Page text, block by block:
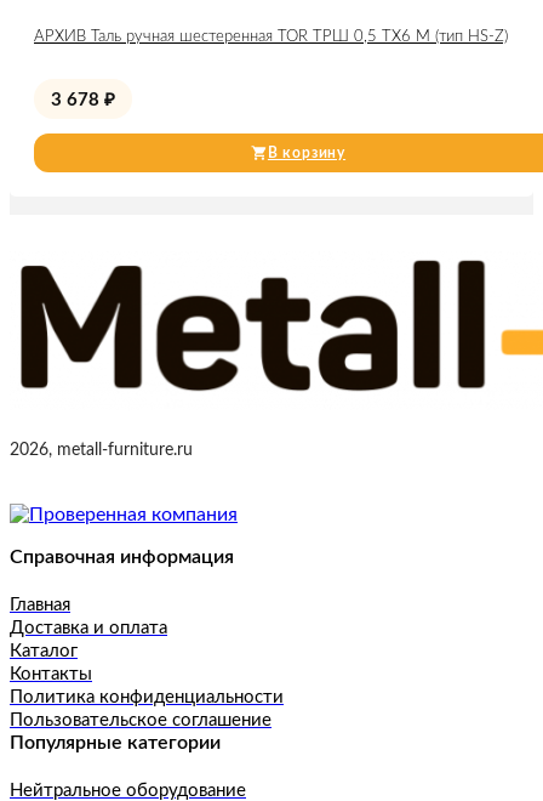
АРХИВ Таль ручная шестеренная TOR ТРШ 0,5 ТХ6 М (тип HS-Z)
3 678 ₽
В корзину
2026, metall-furniture.ru
Справочная информация
Главная
Доставка и оплата
Каталог
Контакты
Политика конфиденциальности
Пользовательское соглашение
Популярные категории
Нейтральное оборудование